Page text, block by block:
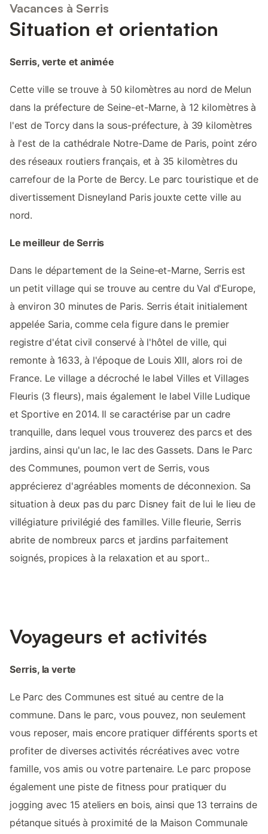
Vacances à Serris
Situation et orientation
Serris, verte et animée
Cette ville se trouve à 50 kilomètres au nord de Melun
dans la préfecture de Seine-et-Marne, à 12 kilomètres à
l'est de Torcy dans la sous-préfecture, à 39 kilomètres
à l'est de la cathédrale Notre-Dame de Paris, point zéro
des réseaux routiers français, et à 35 kilomètres du
carrefour de la Porte de Bercy. Le parc touristique et de
divertissement Disneyland Paris jouxte cette ville au
nord.
Le meilleur de Serris
Dans le département de la Seine-et-Marne, Serris est
un petit village qui se trouve au centre du Val d'Europe,
à environ 30 minutes de Paris. Serris était initialement
appelée Saria, comme cela figure dans le premier
registre d'état civil conservé à l'hôtel de ville, qui
remonte à 1633, à l'époque de Louis XIII, alors roi de
France. Le village a décroché le label Villes et Villages
Fleuris (3 fleurs), mais également le label Ville Ludique
et Sportive en 2014. Il se caractérise par un cadre
tranquille, dans lequel vous trouverez des parcs et des
jardins, ainsi qu'un lac, le lac des Gassets. Dans le Parc
des Communes, poumon vert de Serris, vous
apprécierez d'agréables moments de déconnexion. Sa
situation à deux pas du parc Disney fait de lui le lieu de
villégiature privilégié des familles. Ville fleurie, Serris
abrite de nombreux parcs et jardins parfaitement
soignés, propices à la relaxation et au sport..
Voyageurs et activités
Serris, la verte
Le Parc des Communes est situé au centre de la
commune. Dans le parc, vous pouvez, non seulement
vous reposer, mais encore pratiquer différents sports et
profiter de diverses activités récréatives avec votre
famille, vos amis ou votre partenaire. Le parc propose
également une piste de fitness pour pratiquer du
jogging avec 15 ateliers en bois, ainsi que 13 terrains de
pétanque situés à proximité de la Maison Communale